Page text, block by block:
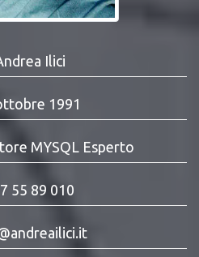
Ilici
1991
MYSQL Esperto
55 89 010